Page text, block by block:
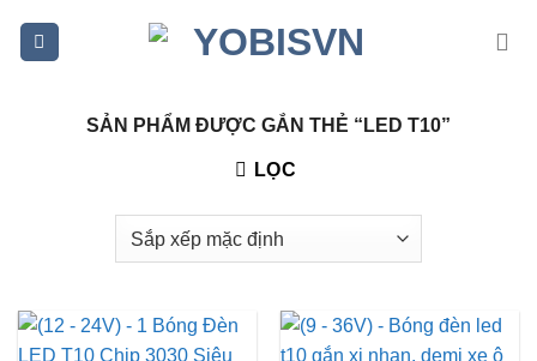
SẢN PHẨM ĐƯỢC GẮN THẺ “LED T10”
LỌC